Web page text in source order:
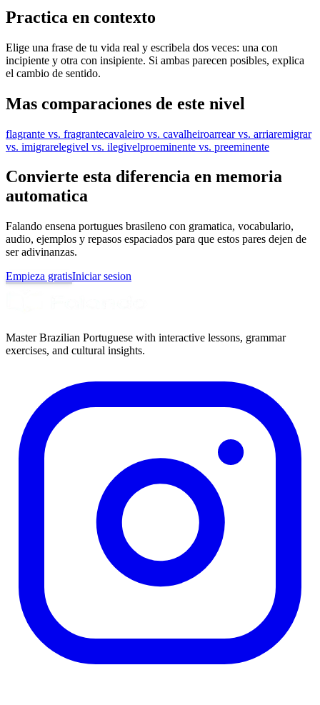
Practica en contexto
Elige una frase de tu vida real y escribela dos veces: una con
incipiente y otra con insipiente. Si ambas parecen posibles, explica
el cambio de sentido.
Mas comparaciones de este nivel
flagrante vs. fragrantecavaleiro vs. cavalheiroarrear vs. arriaremigrar
vs. imigrarelegivel vs. ilegivelproeminente vs. preeminente
Convierte esta diferencia en memoria
automatica
Falando ensena portugues brasileno con gramatica, vocabulario,
audio, ejemplos y repasos espaciados para que estos pares dejen de
ser adivinanzas.
Empieza gratisIniciar sesion
Master Brazilian Portuguese with interactive lessons, grammar
exercises, and cultural insights.